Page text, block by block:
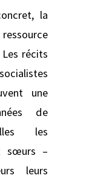
la
récits
une
de
les
sœurs –
leurs